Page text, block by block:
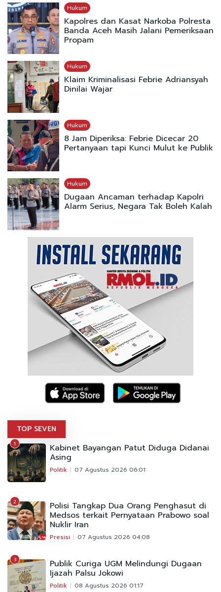
Hukum
Kapolres dan Kasat Narkoba Polresta
Banda Aceh Masih Jalani Pemeriksaan
Propam
Hukum
Klaim Kriminalisasi Febrie Adriansyah
Dinilai Wajar
Hukum
8 Jam Diperiksa: Febrie Dicecar 20
Pertanyaan tapi Kunci Mulut ke Publik
Hukum
Dugaan Ancaman terhadap Kapolri
Alarm Serius, Negara Tak Boleh Kalah
TOP SEVEN
1 Kabinet Bayangan Patut Diduga Didanai
Asing
Politik 07 Agustus 2026 06:01
2 Polisi Tangkap Dua Orang Penghasut di
Medsos terkait Pernyataan Prabowo soal
Nuklir Iran
Presisi 07 Agustus 2026 04:08
3 Publik Curiga UGM Melindungi Dugaan
Ijazah Palsu Jokowi
Politik 08 Agustus 2026 01:17